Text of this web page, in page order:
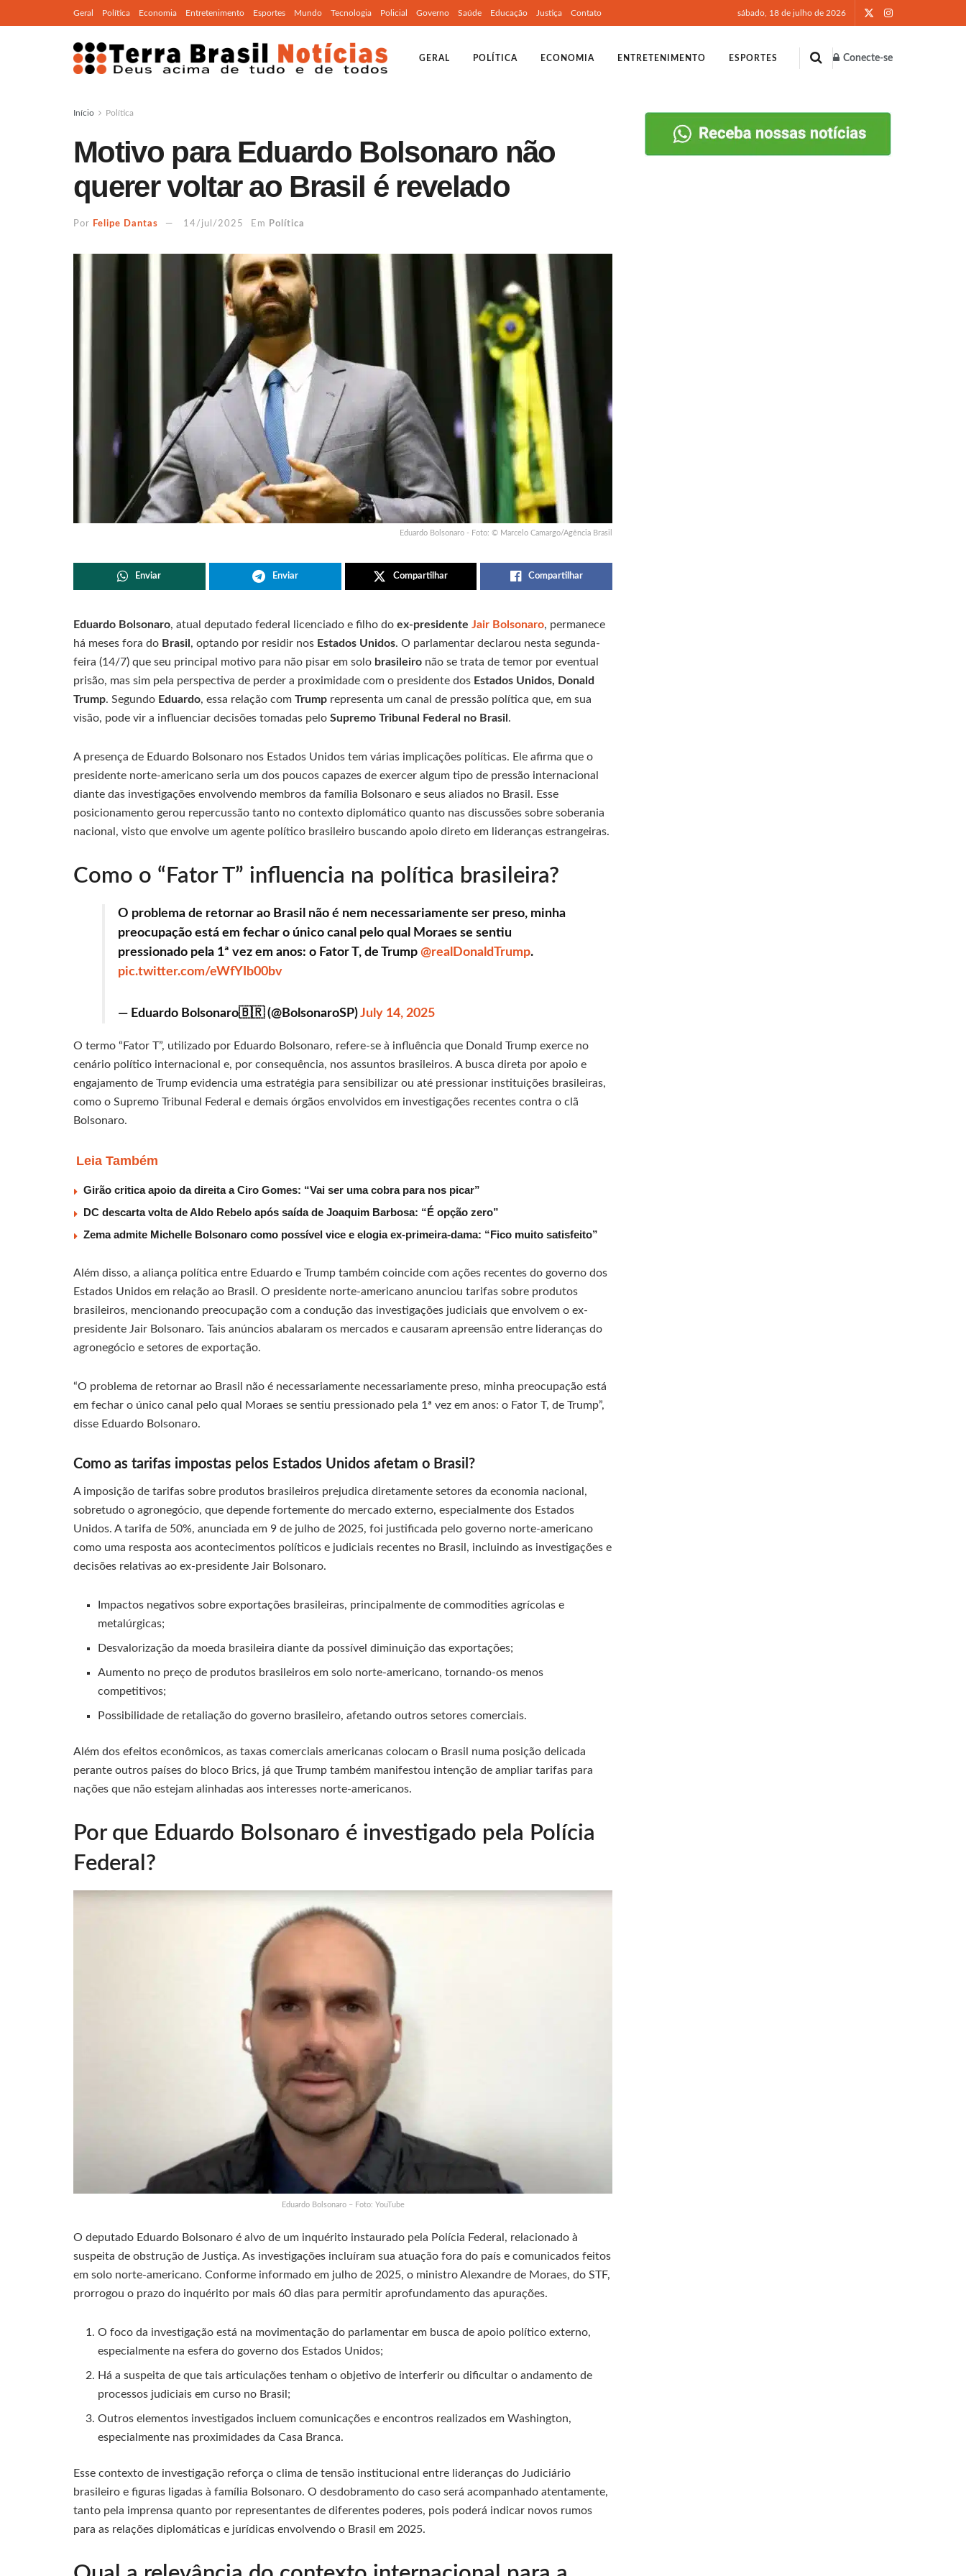
Geral Política Economia Entretenimento Esportes Mundo Tecnologia Policial Governo Saúde Educação Justiça Contato sábado, 18 de julho de 2026
GERAL POLÍTICA ECONOMIA ENTRETENIMENTO ESPORTES Conecte-se
Início Política
Motivo para Eduardo Bolsonaro não
querer voltar ao Brasil é revelado
Por Felipe Dantas 14/jul/2025 Em Política
Eduardo Bolsonaro - Foto: © Marcelo Camargo/Agência Brasil
Enviar Enviar Compartilhar Compartilhar
Eduardo Bolsonaro, atual deputado federal licenciado e filho do ex-presidente Jair Bolsonaro, permanece
há meses fora do Brasil , optando por residir nos Estados Unidos. O parlamentar declarou nesta segunda-
feira (14/7) que seu principal motivo para não pisar em solo brasileiro não se trata de temor por eventual
prisão, mas sim pela perspectiva de perder a proximidade com o presidente dos Estados Unidos, Donald
Trump. Segundo Eduardo, essa relação com Trump representa um canal de pressão política que, em sua
visão, pode vir a influenciar decisões tomadas pelo Supremo Tribunal Federal no Brasil .
A presença de Eduardo Bolsonaro nos Estados Unidos tem várias implicações políticas. Ele afirma que o
presidente norte-americano seria um dos poucos capazes de exercer algum tipo de pressão internacional
diante das investigações envolvendo membros da família Bolsonaro e seus aliados no Brasil. Esse
posicionamento gerou repercussão tanto no contexto diplomático quanto nas discussões sobre soberania
nacional, visto que envolve um agente político brasileiro buscando apoio direto em lideranças estrangeiras.
Como o “Fator T” influencia na política brasileira?
O problema de retornar ao Brasil não é nem necessariamente ser preso, minha
preocupação está em fechar o único canal pelo qual Moraes se sentiu
pressionado pela 1ª vez em anos: o Fator T, de Trump @realDonaldTrump.
pic.twitter.com/eWfYIb00bv
— Eduardo Bolsonaro🇧🇷 (@BolsonaroSP)July 14, 2025
O termo “Fator T”, utilizado por Eduardo Bolsonaro, refere-se à influência que Donald Trump exerce no
cenário político internacional e, por consequência, nos assuntos brasileiros. A busca direta por apoio e
engajamento de Trump evidencia uma estratégia para sensibilizar ou até pressionar instituições brasileiras,
como o Supremo Tribunal Federal e demais órgãos envolvidos em investigações recentes contra o clã
Bolsonaro.
Leia Também
Girão critica apoio da direita a Ciro Gomes: “Vai ser uma cobra para nos picar”
DC descarta volta de Aldo Rebelo após saída de Joaquim Barbosa: “É opção zero”
Zema admite Michelle Bolsonaro como possível vice e elogia ex-primeira-dama: “Fico muito satisfeito”
Além disso, a aliança política entre Eduardo e Trump também coincide com ações recentes do governo dos
Estados Unidos em relação ao Brasil. O presidente norte-americano anunciou tarifas sobre produtos
brasileiros, mencionando preocupação com a condução das investigações judiciais que envolvem o ex-
presidente Jair Bolsonaro. Tais anúncios abalaram os mercados e causaram apreensão entre lideranças do
agronegócio e setores de exportação.
“O problema de retornar ao Brasil não é necessariamente necessariamente preso, minha preocupação está
em fechar o único canal pelo qual Moraes se sentiu pressionado pela 1ª vez em anos: o Fator T, de Trump”,
disse Eduardo Bolsonaro.
Como as tarifas impostas pelos Estados Unidos afetam o Brasil?
A imposição de tarifas sobre produtos brasileiros prejudica diretamente setores da economia nacional,
sobretudo o agronegócio, que depende fortemente do mercado externo, especialmente dos Estados
Unidos. A tarifa de 50%, anunciada em 9 de julho de 2025, foi justificada pelo governo norte-americano
como uma resposta aos acontecimentos políticos e judiciais recentes no Brasil, incluindo as investigações e
decisões relativas ao ex-presidente Jair Bolsonaro.
Impactos negativos sobre exportações brasileiras, principalmente de commodities agrícolas e
metalúrgicas;
Desvalorização da moeda brasileira diante da possível diminuição das exportações;
Aumento no preço de produtos brasileiros em solo norte-americano, tornando-os menos
competitivos;
Possibilidade de retaliação do governo brasileiro, afetando outros setores comerciais.
Além dos efeitos econômicos, as taxas comerciais americanas colocam o Brasil numa posição delicada
perante outros países do bloco Brics, já que Trump também manifestou intenção de ampliar tarifas para
nações que não estejam alinhadas aos interesses norte-americanos.
Por que Eduardo Bolsonaro é investigado pela Polícia
Federal?
Eduardo Bolsonaro – Foto: YouTube
O deputado Eduardo Bolsonaro é alvo de um inquérito instaurado pela Polícia Federal, relacionado à
suspeita de obstrução de Justiça. As investigações incluíram sua atuação fora do país e comunicados feitos
em solo norte-americano. Conforme informado em julho de 2025, o ministro Alexandre de Moraes, do STF,
prorrogou o prazo do inquérito por mais 60 dias para permitir aprofundamento das apurações.
O foco da investigação está na movimentação do parlamentar em busca de apoio político externo,
especialmente na esfera do governo dos Estados Unidos;
Há a suspeita de que tais articulações tenham o objetivo de interferir ou dificultar o andamento de
processos judiciais em curso no Brasil;
Outros elementos investigados incluem comunicações e encontros realizados em Washington,
especialmente nas proximidades da Casa Branca.
Esse contexto de investigação reforça o clima de tensão institucional entre lideranças do Judiciário
brasileiro e figuras ligadas à família Bolsonaro. O desdobramento do caso será acompanhado atentamente,
tanto pela imprensa quanto por representantes de diferentes poderes, pois poderá indicar novos rumos
para as relações diplomáticas e jurídicas envolvendo o Brasil em 2025.